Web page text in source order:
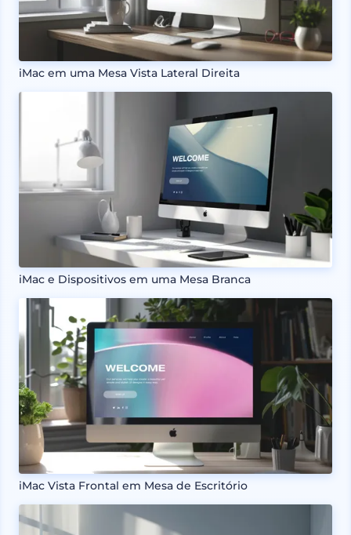
iMac em uma Mesa Vista Lateral Direita
iMac e Dispositivos em uma Mesa Branca
iMac Vista Frontal em Mesa de Escritório